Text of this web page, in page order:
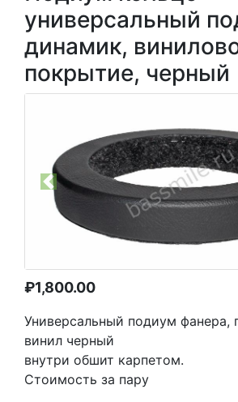
универсальный
динамик,
покрытие, черный
Previous
₽1,800.00
Универсальный подиум фанера,
винил черный
внутри обшит карпетом.
Стоимость за пару